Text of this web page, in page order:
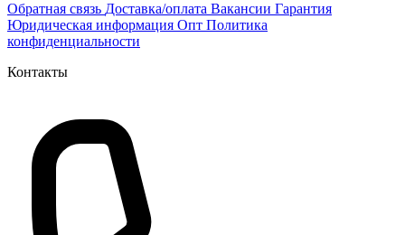
Обратная связь Доставка/оплата Вакансии Гарантия
Юридическая информация Опт Политика
конфиденциальности
Контакты